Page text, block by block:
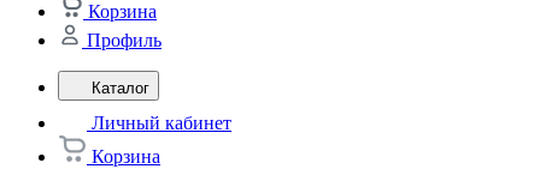
Корзина
Профиль
Каталог
Личный кабинет
Корзина